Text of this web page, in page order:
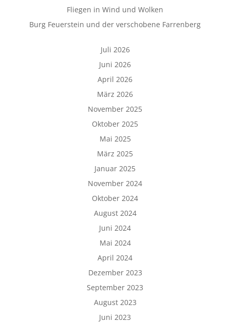
Fliegen in Wind und Wolken
Burg Feuerstein und der verschobene Farrenberg
Juli 2026
Juni 2026
April 2026
März 2026
November 2025
Oktober 2025
Mai 2025
März 2025
Januar 2025
November 2024
Oktober 2024
August 2024
Juni 2024
Mai 2024
April 2024
Dezember 2023
September 2023
August 2023
Juni 2023